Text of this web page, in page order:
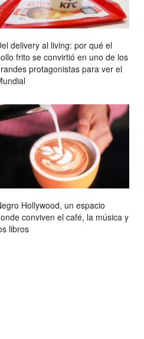
delivery al living: por qué el
frito se convirtió en uno de los
protagonistas para ver el
Hollywood, un espacio
conviven el café, la música y
libros